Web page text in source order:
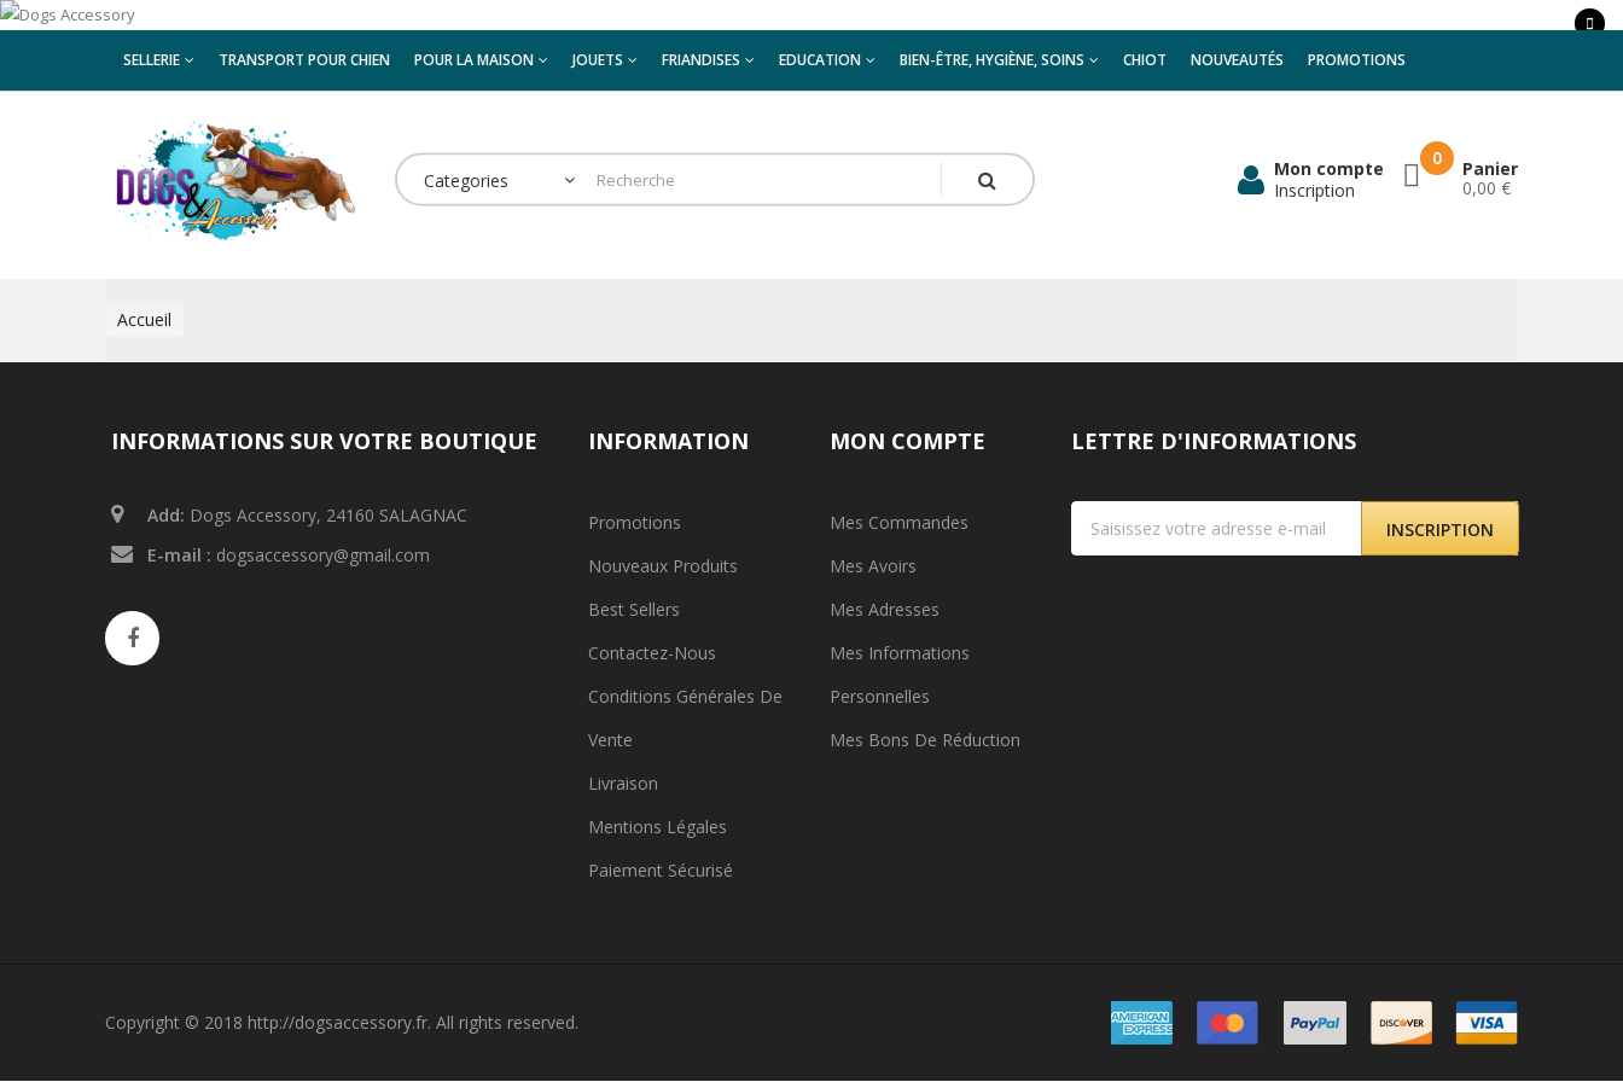
SELLERIE TRANSPORT POUR CHIEN POUR LA MAISON JOUETS FRIANDISES EDUCATION BIEN-ÊTRE, HYGIÈNE, SOINS CHIOT NOUVEAUTÉS PROMOTIONS
ELEVEURS
Categories
0
Panier
0,00 €
Mon compte
Inscription
Accueil
INFORMATIONS SUR VOTRE BOUTIQUE
Add: Dogs Accessory, 24160 SALAGNAC
E-mail : dogsaccessory@gmail.com
INFORMATION
Promotions
Nouveaux Produits
Best Sellers
Contactez-Nous
Conditions Générales De
Vente
Livraison
Mentions Légales
Paiement Sécurisé
MON COMPTE
Mes Commandes
Mes Avoirs
Mes Adresses
Mes Informations
Personnelles
Mes Bons De Réduction
LETTRE D'INFORMATIONS
INSCRIPTION
Copyright © 2018 http://dogsaccessory.fr. All rights reserved.